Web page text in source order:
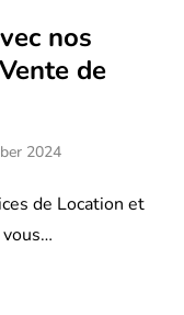
nos
de
2024
de Location et